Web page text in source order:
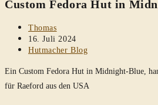
durchsuchen
Custom Fedora Hut in
Beitrags-
Autor:
Thomas
Beitrag
veröffentlicht:
16. Juli 2024
Beitrags-
Hutmacher Blog
Ein Custom Fedora Hut in Midnight-Blue,
für Raeford aus den USA